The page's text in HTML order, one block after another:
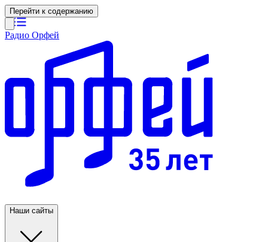
Перейти к содержанию
Радио Орфей
Наши сайты